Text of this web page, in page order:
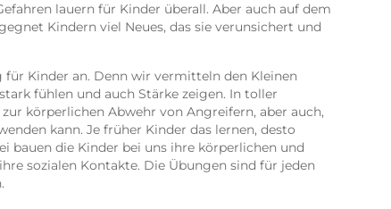
lauern für Kinder überall. Aber auch auf dem
Kindern viel Neues, das sie verunsichert und
Kinder an. Denn wir vermitteln den Kleinen
fühlen und auch Stärke zeigen. In toller
körperlichen Abwehr von Angreifern, aber auch,
kann. Je früher Kinder das lernen, desto
bauen die Kinder bei uns ihre körperlichen und
sozialen Kontakte. Die Übungen sind für jeden